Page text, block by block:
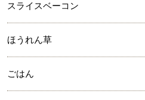
スライスベーコン
ほうれん草
ごはん